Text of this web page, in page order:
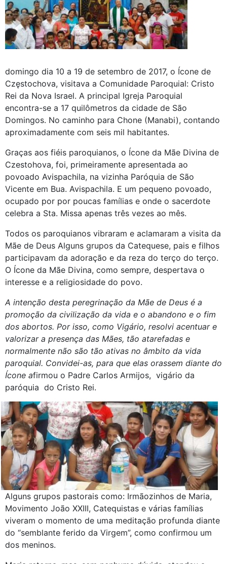
domingo dia 10 a 19 de setembro de 2017, o Ícone de
Częstochova, visitava a Comunidade Paroquial: Cristo
Rei da Nova Israel. A principal Igreja Paroquial
encontra-se a 17 quilômetros da cidade de São
Domingos. No caminho para Chone (Manabi), contando
aproximadamente com seis mil habitantes.
Graças aos fiéis paroquianos, o Ícone da Mãe Divina de
Czestohova, foi, primeiramente apresentada ao
povoado Avispachila, na vizinha Paróquia de São
Vicente em Bua. Avispachila. E um pequeno povoado,
ocupado por por poucas famílias e onde o sacerdote
celebra a Sta. Missa apenas três vezes ao mês.
Todos os paroquianos vibraram e aclamaram a visita da
Mãe de Deus Alguns grupos da Catequese, pais e filhos
participavam da adoração e da reza do terço do terço.
O Ícone da Mãe Divina, como sempre, despertava o
interesse e a religiosidade do povo.
A intenção desta peregrinação da Mãe de Deus é a
promoção da civilização da vida e o abandono e o fim
dos abortos. Por isso, como Vigário, resolvi acentuar e
valorizar a presença das Mães, tão atarefadas e
normalmente não são tão ativas no âmbito da vida
paroquial. Convidei-as, para que elas orassem diante do
Ícone afirmou o Padre Carlos Armijos, vigário da
paróquia do Cristo Rei.
Alguns grupos pastorais como: Irmãozinhos de Maria,
Movimento João XXIII, Catequistas e várias famílias
viveram o momento de uma meditação profunda diante
do “semblante ferido da Virgem”, como confirmou um
dos meninos.